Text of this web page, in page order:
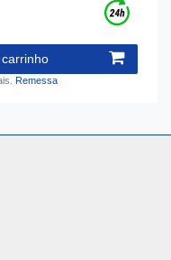
Remessa